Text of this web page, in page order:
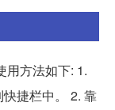
用方法如下: 1.
捷栏中。 2. 靠